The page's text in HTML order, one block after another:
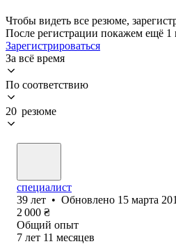
Чтобы видеть все резюме,
После регистрации покажем ещё 1
Зарегистрироваться
За всё время
По соответствию
20 резюме
специалист
39 лет • Обновлено 15 марта
2 000 ₴
Общий опыт
7 лет 11 месяцев